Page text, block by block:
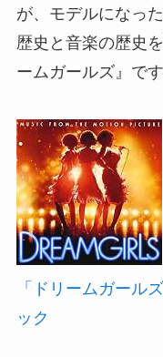
が、モデルになっ
歴史と音楽の歴史
ームガールズ』です
「ドリームガール
ック